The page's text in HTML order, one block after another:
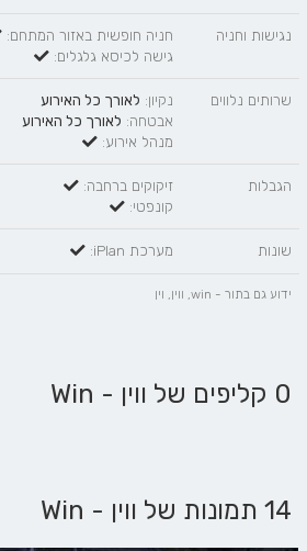
נגישות וחניה
חניה חופשית באזור המתחם:
גישה לכיסא גלגלים:
שרותים נלווים נקיון: לאורך כל האירוע
אבטחה: לאורך כל האירוע
מנהל אירוע:
הגבלות
זיקוקים ברחבה:
קונפטי:
שונות מערכת iPlan:
ידוע גם בתור - win, ווין, וין
0 קליפים של ווין - Win
14 תמונות של ווין - Win